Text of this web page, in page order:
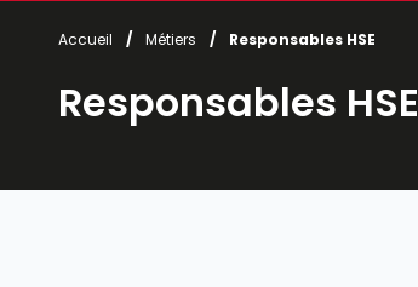
Accueil / Métiers / Responsables HSE
Responsables HSE